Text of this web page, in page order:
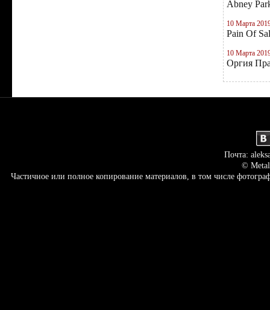
Abney
10 Марта
Pain Of
10 Марта
Оргия
Почта:
©
Частичное или полное копирование материалов, в том числе